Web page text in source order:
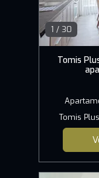
1 / 30
Tomis
Tomis